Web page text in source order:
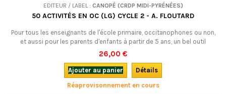
EDITEUR / LABEL : CANOPÉ (CRDP MIDI-PYRÉNÉES)
50 ACTIVITÉS EN OC (LG) CYCLE 2 - A. FLOUTARD
Pour tous les enseignants de l'école primaire, occitanophones ou non,
et aussi pour les parents d'enfants à partir de 5 ans, un bel outil
pédagogique : un échantillon de comptines, de chansons, de jeux
dialogués, d'expressions, de petits contes rythmés et toutes sortes
d'activités autour de ce patrimoine occitan. Bilingue, avec CD audio et
cédérom.
26,00 €
Ajouter au panier
Détails
Réaprovisonnement en cours